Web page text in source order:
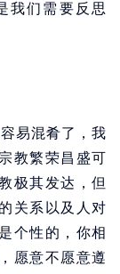
我们需要反思
易混肴了，我
教繁荣昌盛可
极其发达，但
关系以及人对
个性的，你相
愿意不愿意遵